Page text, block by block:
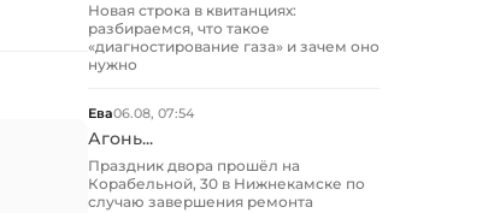
Новая строка в квитанциях:
разбираемся, что такое
«диагностирование газа» и зачем оно
нужно
Ева06.08, 07:54
Агонь...
Праздник двора прошёл на
Корабельной, 30 в Нижнекамске по
случаю завершения ремонта